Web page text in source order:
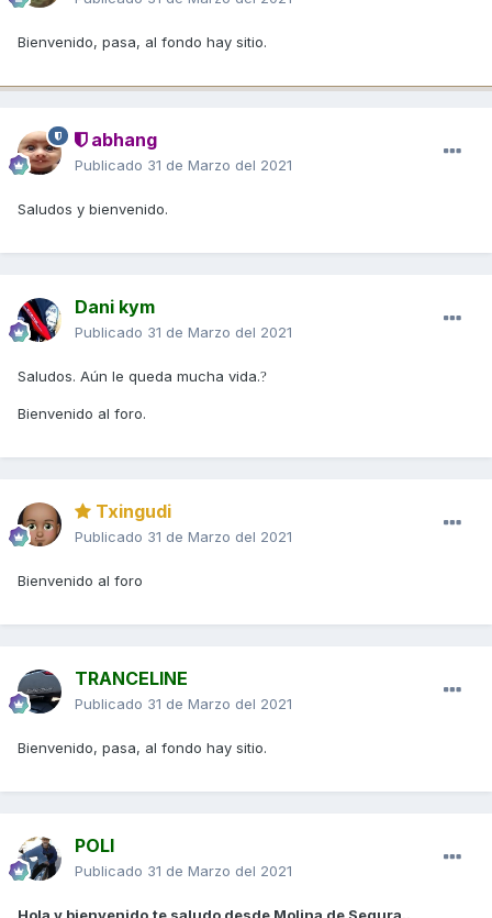
Bienvenido, pasa, al fondo hay sitio.
abhang
Publicado 31 de Marzo del 2021
Saludos y bienvenido.
Dani kym
Publicado 31 de Marzo del 2021
Saludos. Aún le queda mucha vida.?
Bienvenido al foro.
Txingudi
Publicado 31 de Marzo del 2021
Bienvenido al foro
TRANCELINE
Publicado 31 de Marzo del 2021
Bienvenido, pasa, al fondo hay sitio.
POLI
Publicado 31 de Marzo del 2021
Hola y bienvenido,te saludo desde Molina de Segura..